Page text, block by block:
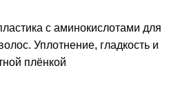
с аминокислотами для
Уплотнение, гладкость и
плёнкой